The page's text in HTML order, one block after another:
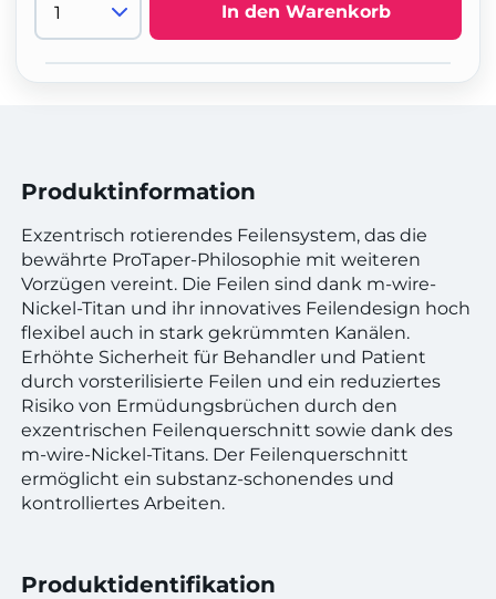
In den Warenkorb
Produktinformation
Exzentrisch rotierendes Feilensystem, das die
bewährte ProTaper-Philosophie mit weiteren
Vorzügen vereint. Die Feilen sind dank m-wire-
Nickel-Titan und ihr innovatives Feilendesign hoch
flexibel auch in stark gekrümmten Kanälen.
Erhöhte Sicherheit für Behandler und Patient
durch vorsterilisierte Feilen und ein reduziertes
Risiko von Ermüdungsbrüchen durch den
exzentrischen Feilenquerschnitt sowie dank des
m-wire-Nickel-Titans. Der Feilenquerschnitt
ermöglicht ein substanz-schonendes und
kontrolliertes Arbeiten.
Produktidentifikation